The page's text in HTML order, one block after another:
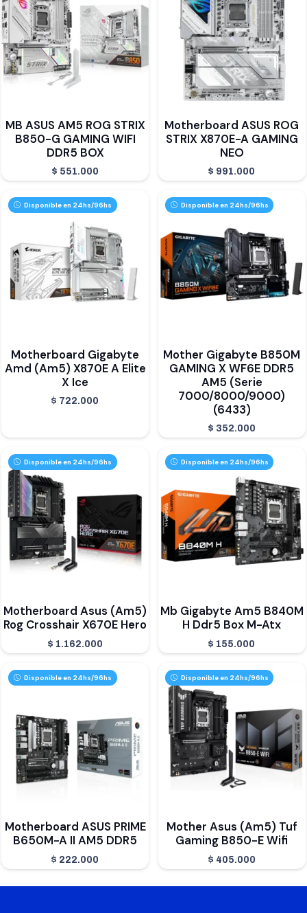
MB ASUS AM5 ROG STRIX
B850-G GAMING WIFI
DDR5 BOX
$ 551.000
Motherboard ASUS ROG
STRIX X870E-A GAMING
NEO
$ 991.000
Disponible en 24hs/96hs
Motherboard Gigabyte
Amd (Am5) X870E A Elite
X Ice
$ 722.000
Disponible en 24hs/96hs
Mother Gigabyte B850M
GAMING X WF6E DDR5
AM5 (Serie
7000/8000/9000)
(6433)
$ 352.000
Disponible en 24hs/96hs
Motherboard Asus (Am5)
Rog Crosshair X670E Hero
$ 1.162.000
Disponible en 24hs/96hs
Mb Gigabyte Am5 B840M
H Ddr5 Box M-Atx
$ 155.000
Disponible en 24hs/96hs
Motherboard ASUS PRIME
B650M-A II AM5 DDR5
$ 222.000
Disponible en 24hs/96hs
Mother Asus (Am5) Tuf
Gaming B850-E Wifi
$ 405.000